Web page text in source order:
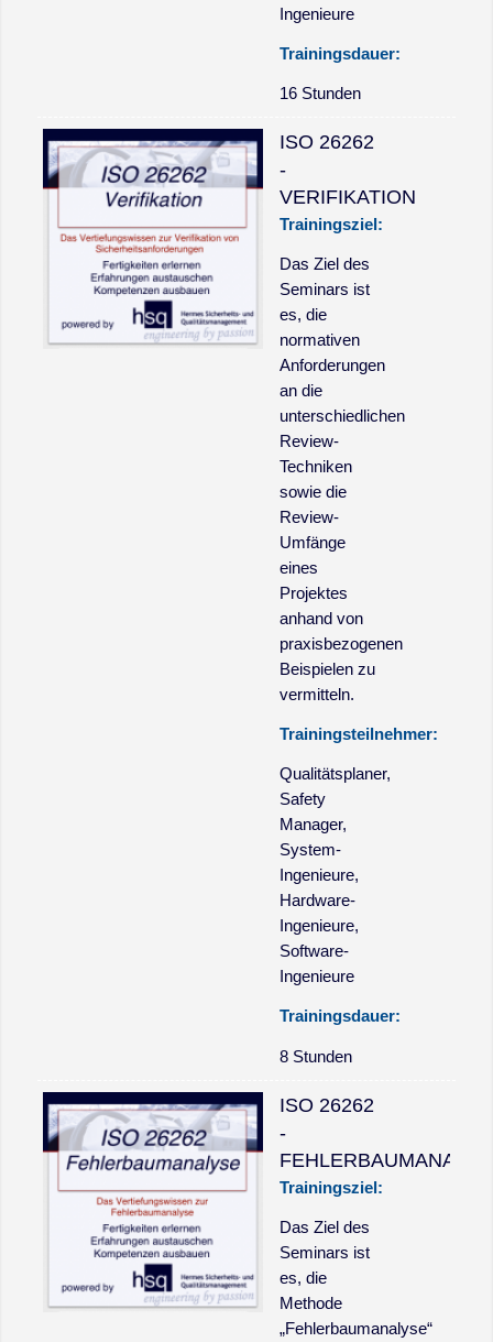
Ingenieure
Trainingsdauer:
16 Stunden
ISO 26262
-
VERIFIKATION
Trainingsziel:
Das Ziel des
Seminars ist
es, die
normativen
Anforderungen
an die
unterschiedlichen
Review-
Techniken
sowie die
Review-
Umfänge
eines
Projektes
anhand von
praxisbezogenen
Beispielen zu
vermitteln.
Trainingsteilnehmer:
Qualitätsplaner,
Safety
Manager,
System-
Ingenieure,
Hardware-
Ingenieure,
Software-
Ingenieure
Trainingsdauer:
8 Stunden
ISO 26262
-
Trainingsziel:
Das Ziel des
Seminars ist
es, die
Methode
„Fehlerbaumanalyse“